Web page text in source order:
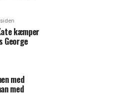
kæmper
George
med
med